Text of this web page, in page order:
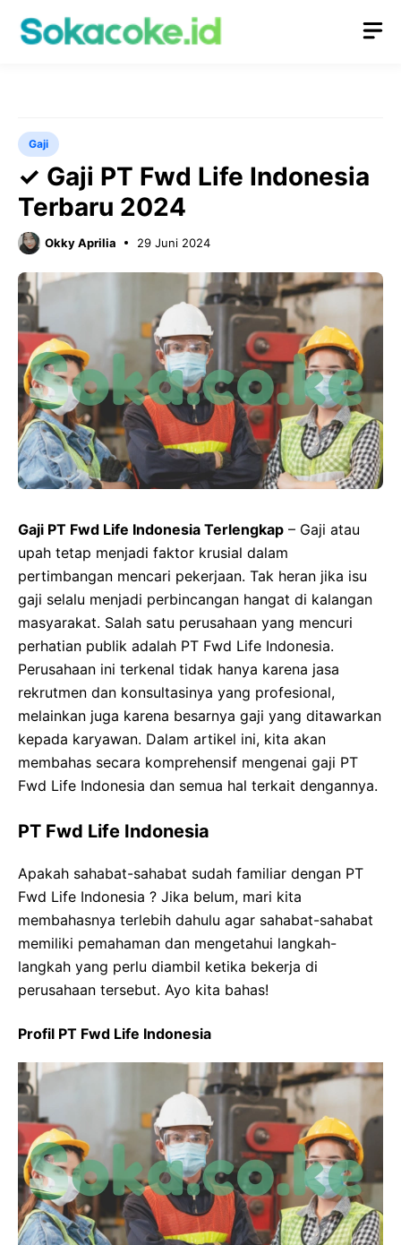
Gaji
✓ Gaji PT Fwd Life Indonesia
Terbaru 2024
Okky Aprilia 29 Juni 2024
Gaji PT Fwd Life Indonesia Terlengkap – Gaji atau
upah tetap menjadi faktor krusial dalam
pertimbangan mencari pekerjaan. Tak heran jika isu
gaji selalu menjadi perbincangan hangat di kalangan
masyarakat. Salah satu perusahaan yang mencuri
perhatian publik adalah PT Fwd Life Indonesia.
Perusahaan ini terkenal tidak hanya karena jasa
rekrutmen dan konsultasinya yang profesional,
melainkan juga karena besarnya gaji yang ditawarkan
kepada karyawan. Dalam artikel ini, kita akan
membahas secara komprehensif mengenai gaji PT
Fwd Life Indonesia dan semua hal terkait dengannya.
PT Fwd Life Indonesia
Apakah sahabat-sahabat sudah familiar dengan PT
Fwd Life Indonesia ? Jika belum, mari kita
membahasnya terlebih dahulu agar sahabat-sahabat
memiliki pemahaman dan mengetahui langkah-
langkah yang perlu diambil ketika bekerja di
perusahaan tersebut. Ayo kita bahas!
Profil PT Fwd Life Indonesia